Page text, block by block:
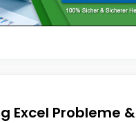
Excel Probleme &